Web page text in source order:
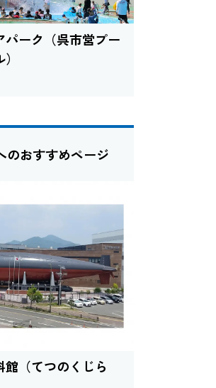
パーク（呉市営プー
のおすすめページ
（てつのくじら